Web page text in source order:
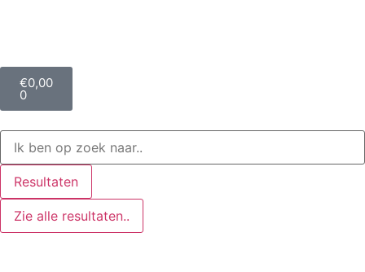
€0,00
0
Resultaten
Zie alle resultaten..